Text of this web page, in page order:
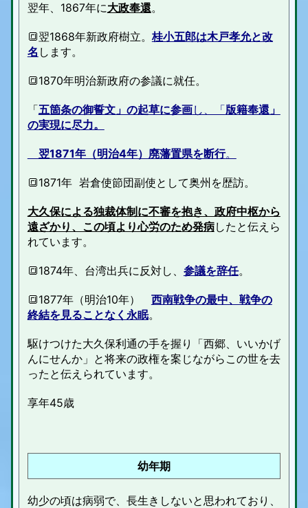
翌年、1867年に大政奉還。
🔳翌1868年新政府樹立。 桂小五郎は木戸孝允と改
名 します。
🔳1870年明治新政府の参議に就任。
「五箇条の御誓文」の起草に参画し、「版籍奉還」
の実現に尽力。
翌1871年（明治4年）廃藩置県を断行。
🔳1871年 岩倉使節団副使として奥州を歴訪。
大久保による独裁体制に不審を抱き、政府中枢から
遠ざかり、この頃より心労のため発病したと伝えら
れています。
🔳1874年、台湾出兵に反対し、 参議を辞任。
🔳1877年（明治10年） 西南戦争の最中、戦争の
終結を見ることなく永眠。
駆けつけた大久保利通の手を握り「西郷、いいかげ
んにせんか」と将来の政権を案じながらこの世を去
ったと伝えられています。
享年45歳
幼年期
幼少の頃は病弱で、長生きしないと思われており、